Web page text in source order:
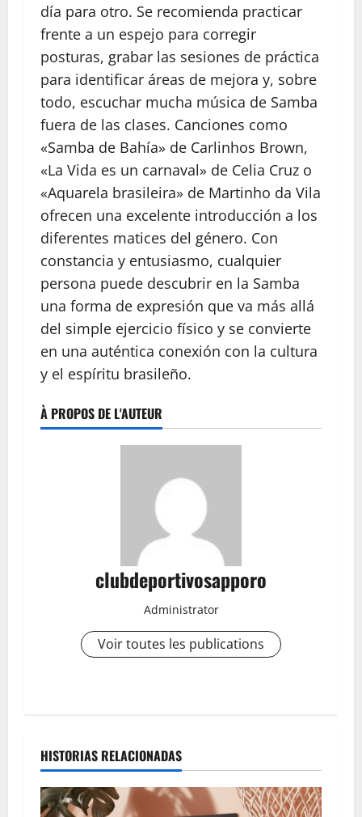
día para otro. Se recomienda practicar
frente a un espejo para corregir
posturas, grabar las sesiones de práctica
para identificar áreas de mejora y, sobre
todo, escuchar mucha música de Samba
fuera de las clases. Canciones como
«Samba de Bahía» de Carlinhos Brown,
«La Vida es un carnaval» de Celia Cruz o
«Aquarela brasileira» de Martinho da Vila
ofrecen una excelente introducción a los
diferentes matices del género. Con
constancia y entusiasmo, cualquier
persona puede descubrir en la Samba
una forma de expresión que va más allá
del simple ejercicio físico y se convierte
en una auténtica conexión con la cultura
y el espíritu brasileño.
À PROPOS DE L'AUTEUR
clubdeportivosapporo
Administrator
Voir toutes les publications
v
i
HISTORIAS RELACIONADAS